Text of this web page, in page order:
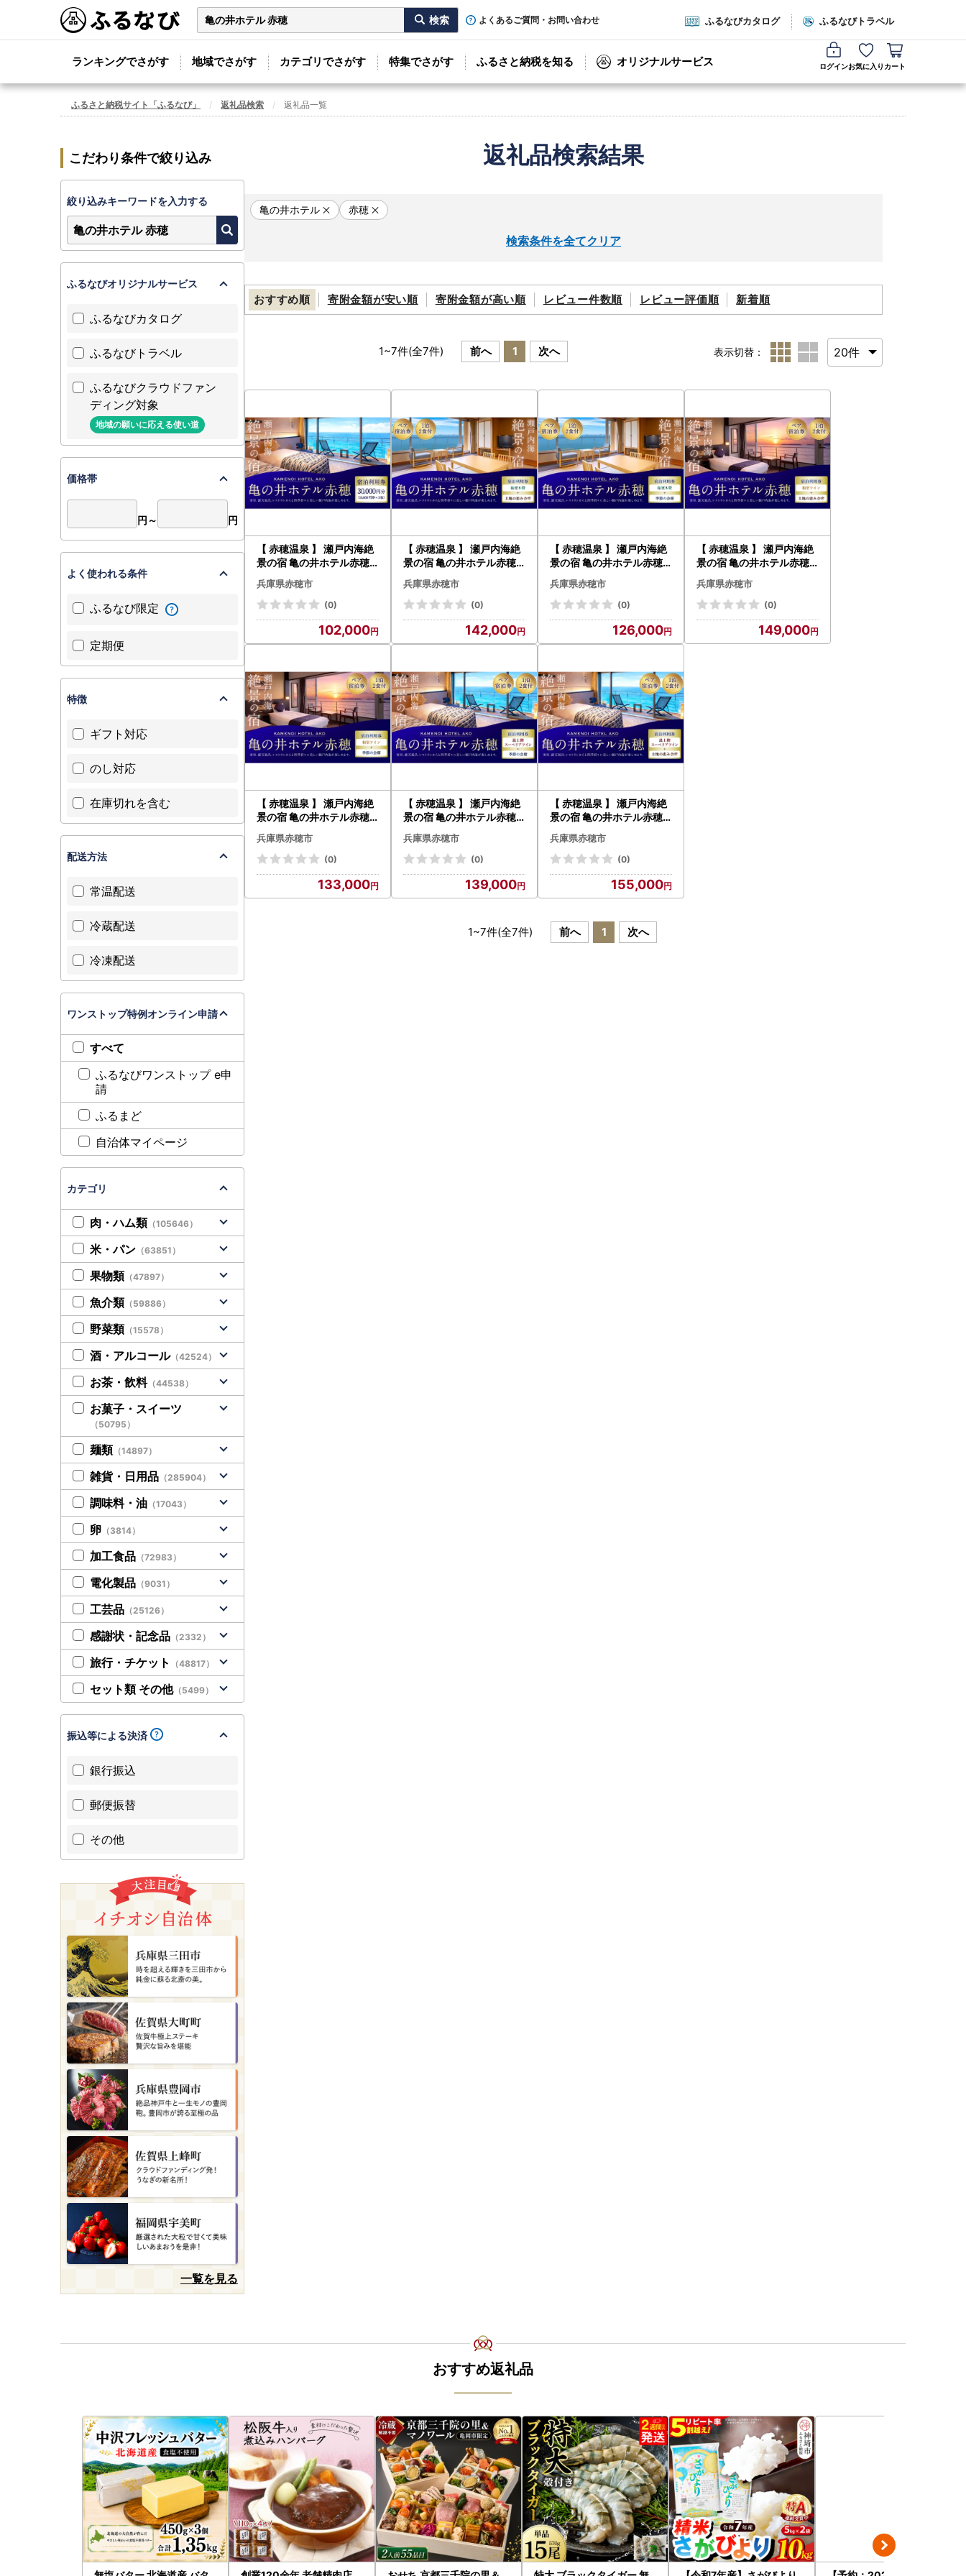
よくあるご質問・お問い合わせ ふるなびカタログ ふるなびトラベル
ランキングでさがす 地域でさがす カテゴリでさがす 特集でさがす ふるさと納税を知る オリジナルサービス ログインお気に入り カート
ふるさと納税サイト「ふるなび」 返礼品検索 返礼品一覧
返礼品検索結果
亀の井ホテル 赤穂
検索条件を全てクリア
おすすめ順 寄附金額が安い順 寄附金額が高い順 レビュー件数順 レビュー評価順 新着順
1~7件(全7件) 前へ 1 次へ 表示切替：
【 赤穂温泉 】 瀬戸内海絶
景の宿 亀の井ホテル赤穂
宿泊利用券 30,000円分
（ 10,000円券 × 3枚 ） 宿
泊券 ホテル宿泊券 利用券
ホテル 観光 旅行 旅 温泉 景
色 瀬戸内海 淡路島
兵庫県赤穂市
(0)
102,000
【 赤穂温泉 】 瀬戸内海絶
景の宿 亀の井ホテル赤穂
ペア1泊2食付宿泊券 （ 和
室8畳 ／ 土地の恵み会席
） 宿泊券 ホテル宿泊券 利
用券 ホテル 観光 旅行 旅 温
泉 景色 瀬戸内海 淡路島
兵庫県赤穂市
(0)
142,000
【 赤穂温泉 】 瀬戸内海絶
景の宿 亀の井ホテル赤穂
ペア1泊2食付宿泊券 （ 和
室8畳 ／ 季節の会席 ） 宿
泊券 ホテル宿泊券 利用券
ホテル 観光 旅行 旅 温泉 景
色 瀬戸内海 淡路島
兵庫県赤穂市
(0)
126,000
【 赤穂温泉 】 瀬戸内海絶
景の宿 亀の井ホテル赤穂
ペア1泊2食付宿泊券 （ 和
室ツイン ／ 土地の恵み会
席 ） 宿泊券 ホテル宿泊券
利用券 ホテル 観光 旅行 旅
温泉 景色 瀬戸内海 淡路島
兵庫県赤穂市
(0)
149,000
【 赤穂温泉 】 瀬戸内海絶
景の宿 亀の井ホテル赤穂
ペア1泊2食付宿泊券 （ 和
室ツイン ／ 季節の会席 ）
宿泊券 ホテル宿泊券 利用
券 ホテル 観光 旅行 旅 温泉
景色 瀬戸内海 淡路島
兵庫県赤穂市
(0)
133,000
【 赤穂温泉 】 瀬戸内海絶
景の宿 亀の井ホテル赤穂
ペア1泊2食付宿泊券 （ 【
瀬戸内オーシャンテラス
】 最上階スーペリアツイ
ン ／ 季節の会席 ） 宿泊券
ホテル宿泊券 利用券 ホテ
ル 観光 旅行 旅 温泉 景色
兵庫県赤穂市
(0)
139,000
【 赤穂温泉 】 瀬戸内海絶
景の宿 亀の井ホテル赤穂
ペア1泊2食付宿泊券 （ 【
瀬戸内オーシャンテラス
】 最上階スーペリアツイ
ン ／ 土地の恵み会席 ） 宿
泊券 ホテル宿泊券 利用券
ホテル 観光 旅行 旅 温泉 景
兵庫県赤穂市
(0)
155,000
1~7件(全7件) 前へ 1 次へ
こだわり条件で絞り込み
絞り込みキーワードを入力する
ふるなびオリジナルサービス
ふるなびカタログ
ふるなびトラベル
ふるなびクラウドファン
ディング対象
地域の願いに応える使い道
価格帯
円～ 円
よく使われる条件
ふるなび限定
定期便
特徴
ギフト対応
のし対応
在庫切れを含む
配送方法
常温配送
冷蔵配送
冷凍配送
ワンストップ特例オンライン申請
すべて
ふるなびワンストップ e申
請
ふるまど
自治体マイページ
カテゴリ
肉・ハム類 （105646）
米・パン （63851）
果物類 （47897）
魚介類 （59886）
野菜類 （15578）
酒・アルコール（42524）
お茶・飲料（44538）
お菓子・スイーツ
（50795）
麺類 （14897）
雑貨・日用品 （285904）
調味料・油 （17043）
卵 （3814）
加工食品 （72983）
電化製品 （9031）
工芸品 （25126）
感謝状・記念品 （2332）
旅行・チケット （48817）
セット類 その他（5499）
振込等による決済
銀行振込
郵便振替
その他
一覧を見る
おすすめ返礼品